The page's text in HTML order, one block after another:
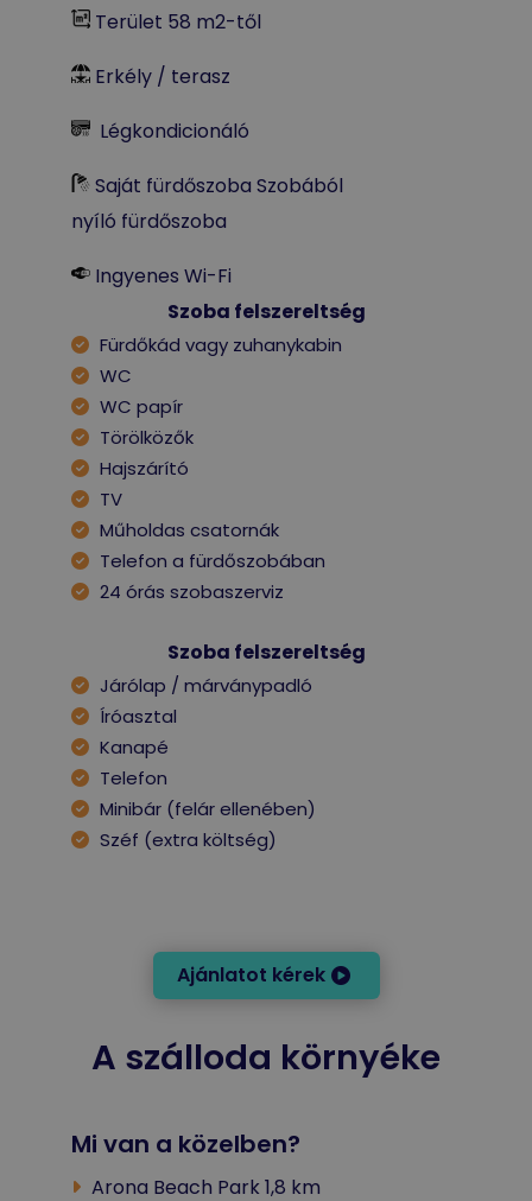
Terület 58 m2-től
Erkély / terasz
Légkondicionáló
Saját fürdőszoba Szobából
nyíló fürdőszoba
Ingyenes Wi-Fi
Szoba felszereltség
Fürdőkád vagy zuhanykabin
WC
WC papír
Törölközők
Hajszárító
TV
Műholdas csatornák
Telefon a fürdőszobában
24 órás szobaszerviz
Szoba felszereltség
Járólap / márványpadló
Íróasztal
Kanapé
Telefon
Minibár (felár ellenében)
Széf (extra költség)
Ajánlatot kérek
A szálloda környéke
Mi van a közelben?
Arona Beach Park 1,8 km